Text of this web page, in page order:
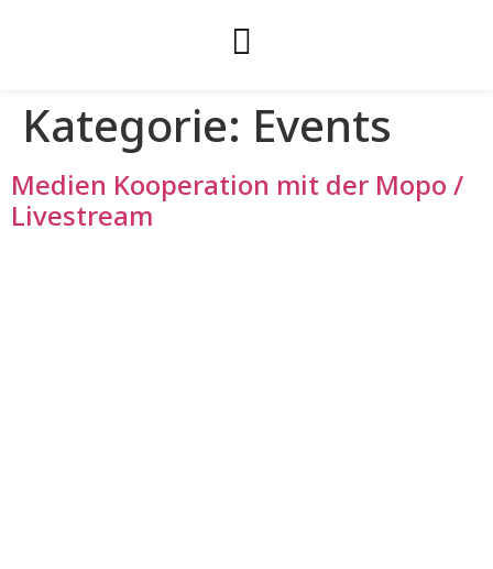
Kategorie: Events
Medien Kooperation mit der Mopo /
Livestream